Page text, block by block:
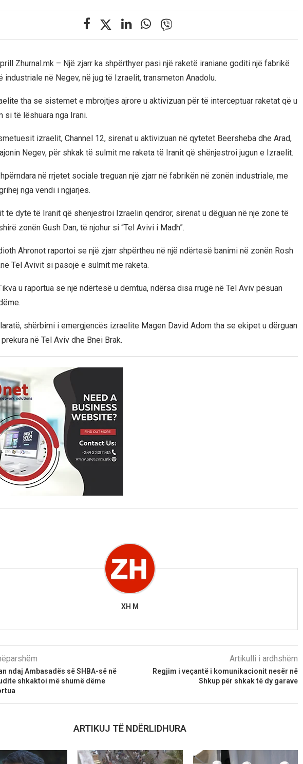
Zhurnal.mk – Një zjarr ka shpërthyer pasi një raketë iraniane goditi një fabrikë
industriale në Negev, në jug të Izraelit, transmeton Anadolu.
tha se sistemet e mbrojtjes ajrore u aktivizuan për të interceptuar raketat që u
si të lëshuara nga Irani.
izraelit, Channel 12, sirenat u aktivizuan në qytetet Beersheba dhe Arad,
Negev, për shkak të sulmit me raketa të Iranit që shënjestroi jugun e Izraelit.
në rrjetet sociale treguan një zjarr në fabrikën në zonën industriale, me
nga vendi i ngjarjes.
të dytë të Iranit që shënjestroi Izraelin qendror, sirenat u dëgjuan në një zonë të
zonën Gush Dan, të njohur si “Tel Avivi i Madh”.
Ahronot raportoi se një zjarr shpërtheu në një ndërtesë banimi në zonën Rosh
Tel Avivit si pasojë e sulmit me raketa.
u raportua se një ndërtesë u dëmtua, ndërsa disa rrugë në Tel Aviv pësuan
shërbimi i emergjencës izraelite Magen David Adom tha se ekipet u dërguan
në Tel Aviv dhe Bnei Brak.
XH M
ndaj Ambasadës së SHBA-së në
shkaktoi më shumë dëme
Artikulli i ardhshëm
Regjim i veçantë i komunikacionit nesër në
Shkup për shkak të dy garave
ARTIKUJ TË NDËRLIDHURA